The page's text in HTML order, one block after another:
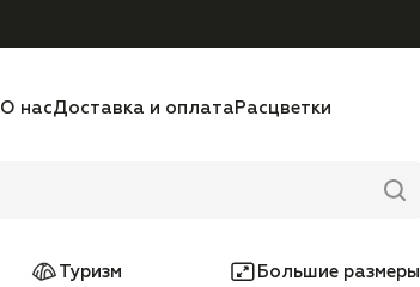
О насДоставка и оплата Расцветки
Туризм Большие размеры